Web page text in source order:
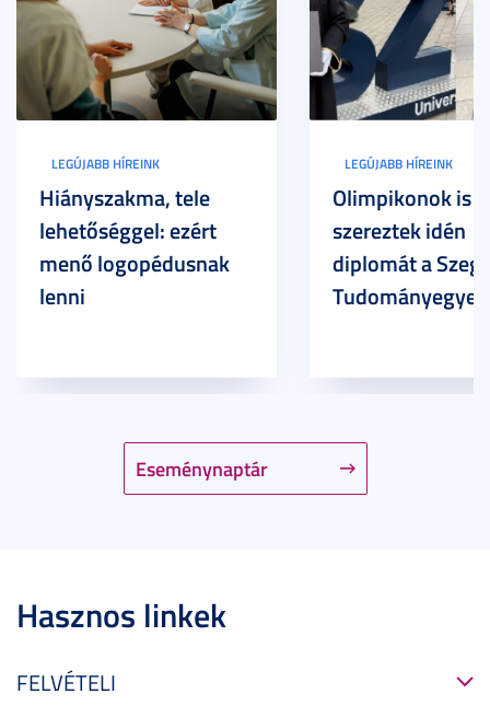
Eseménynaptár
LEGÚJABB HÍREINK
Hiányszakma, tele
lehetőséggel: ezért
menő logopédusnak
lenni
LEGÚJABB HÍREINK
Olimpikonok is
szereztek idén
diplomát a
Hasznos linkek
FELVÉTELI